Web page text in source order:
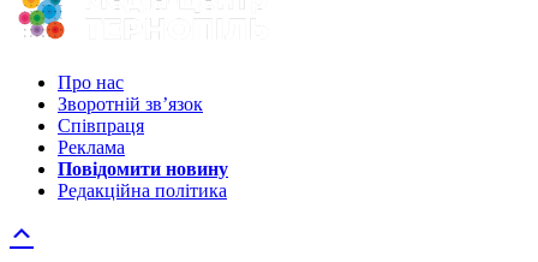
Про нас
Зворотній зв’язок
Співпраця
Реклама
Повідомити новину
Редакційна політика